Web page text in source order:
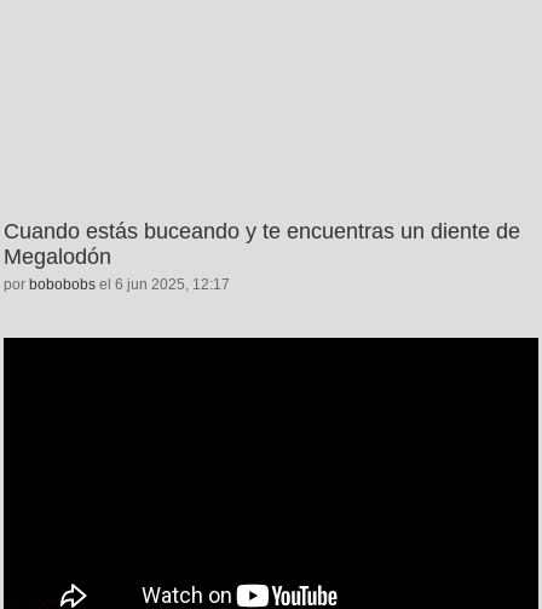
Cuando estás buceando y te encuentras un diente de
Megalodón
por bobobobs el 6 jun 2025, 12:17